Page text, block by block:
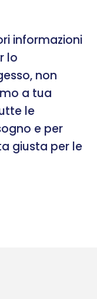
informazioni
lo
non
a tua
le
e per
giusta per le